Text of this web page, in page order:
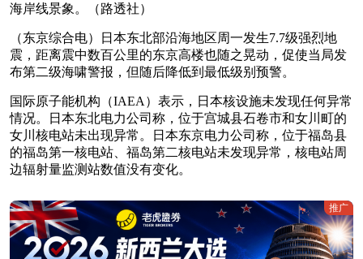
海岸线景象。（路透社）
（东京综合电）日本东北部沿海地区周一发生7.7级强烈地
震，距离震中数百公里的东京高楼也随之晃动，促使当局发
布第二级海啸警报，但随后降低到最低级别预警。
国际原子能机构（IAEA）表示，日本核设施未发现任何异常
情况。日本东北电力公司称，位于宫城县石卷市和女川町的
女川核电站未出现异常。日本东京电力公司称，位于福岛县
的福岛第一核电站、福岛第二核电站未发现异常，核电站周
边辐射量监测站数值没有变化。
推广